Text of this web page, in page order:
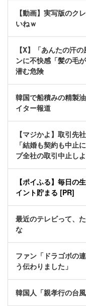
【動画】実写版のク
いねｗ
【X】「あんたの汗
ンに不快感「髪の毛
潜む危険
韓国で船積みの精製
イター報道
【マジかよ】取引先
「結婚も契約も中
プ全社の取引中止しよ
【ポイふる】毎日の
イント貯まる [PR]
最近のテレビって、
な
ファン「ドラゴボの
う伝わりました」
韓国人「親孝行の台